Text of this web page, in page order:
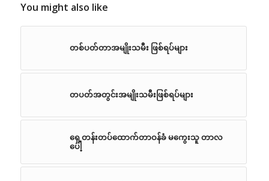
You might also like
တစ်ပတ်တာအမျိုးသမီး ဖြစ်ရပ်များ
တပတ်အတွင်းအမျိုးသမီးဖြစ်ရပ်များ
ရှေ့တန်းတပ်ထောက်တာဝန်ခံ မကွေးသူ တာလ
ပေါ့